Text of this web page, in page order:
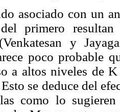
asociado con un
primero
y
poco probable
a altos niveles de
se deduce del
como lo